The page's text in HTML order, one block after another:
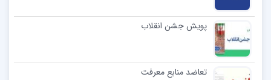
پویش جشن انقلاب
تعاضد منابع معرفت